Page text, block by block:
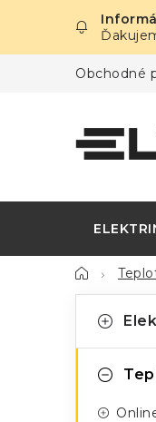
obsah
Obchodné
Domov
o
kategórie